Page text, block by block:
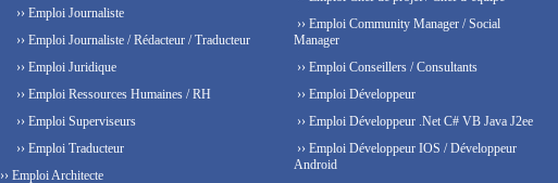
›› Emploi Journaliste
›› Emploi Journaliste / Rédacteur / Traducteur
›› Emploi Juridique
›› Emploi Ressources Humaines / RH
›› Emploi Superviseurs
›› Emploi Traducteur
›› Emploi Architecte
›› Emploi Community Manager / Social
Manager
›› Emploi Conseillers / Consultants
›› Emploi Développeur
›› Emploi Développeur .Net C# VB Java J2ee
›› Emploi Développeur IOS / Développeur
Android